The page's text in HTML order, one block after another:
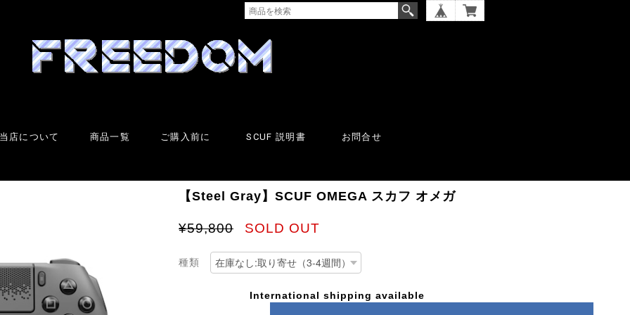
店について 商品一覧 ご購入前に SCUF 説明書 お問合せ
【Steel Gray】SCUF OMEGA スカフ オメガ
¥59,800 SOLD OUT
種類
International shipping available